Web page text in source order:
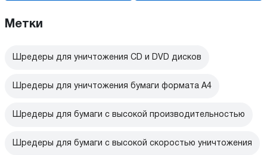
Метки
Шредеры для уничтожения CD и DVD дисков
Шредеры для уничтожения бумаги формата А4
Шредеры для бумаги с высокой производительностью
Шредеры для бумаги с высокой скоростью уничтожения